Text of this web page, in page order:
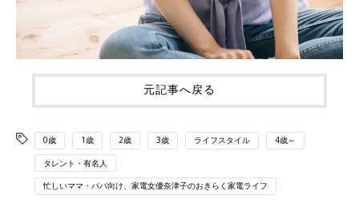
元記事へ戻る
0歳 1歳 2歳 3歳 ライフスタイル 4歳～
タレント・有名人
忙しいママ・パパ向け、家電女優奈津子のおきらく家電ライフ